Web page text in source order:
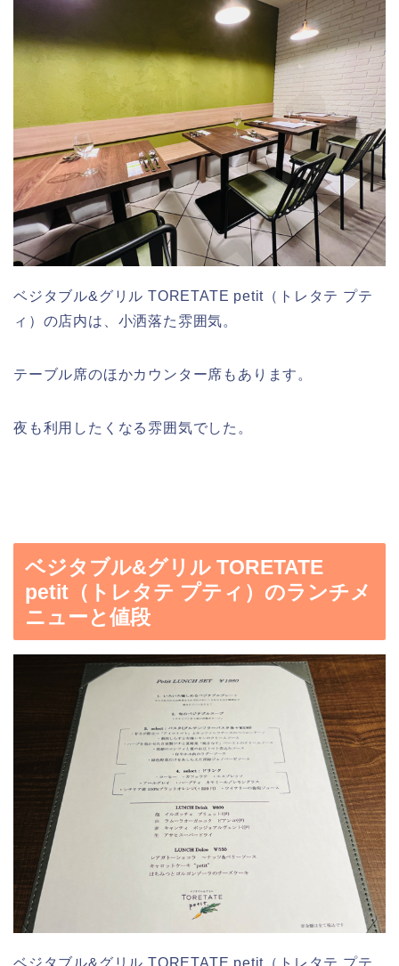
ベジタブル&グリル TORETATE petit（トレタテ プテ
ィ）の店内は、小洒落た雰囲気。
テーブル席のほかカウンター席もあります。
夜も利用したくなる雰囲気でした。
ベジタブル&グリル TORETATE
petit（トレタテ プティ）のランチメ
ニューと値段